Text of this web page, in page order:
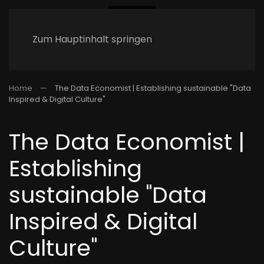
Zum Hauptinhalt springen
Home
The Data Economist | Establishing sustainable "Data
Inspired & Digital Culture"
The Data Economist |
Establishing
sustainable "Data
Inspired & Digital
Culture"